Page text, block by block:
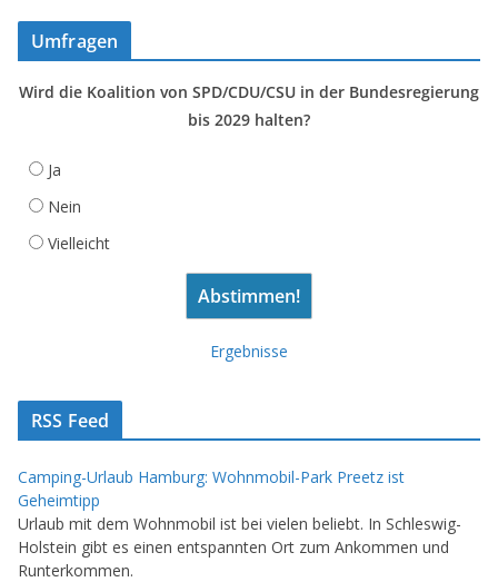
Umfragen
Wird die Koalition von SPD/CDU/CSU in der Bundesregierung
bis 2029 halten?
Ja
Nein
Vielleicht
Ergebnisse
RSS Feed
Camping-Urlaub Hamburg: Wohnmobil-Park Preetz ist
Geheimtipp
Urlaub mit dem Wohnmobil ist bei vielen beliebt. In Schleswig-
Holstein gibt es einen entspannten Ort zum Ankommen und
Runterkommen.